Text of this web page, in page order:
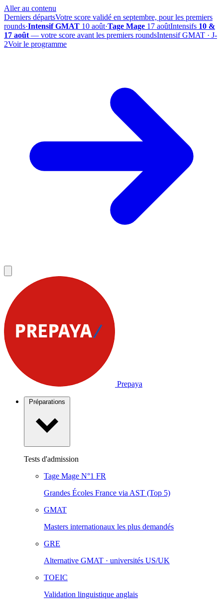
Aller au contenu
Derniers départsVotre score validé en septembre, pour les premiers
rounds·Intensif GMAT 10 août·Tage Mage 17 aoûtIntensifs 10 &
17 août — votre score avant les premiers roundsIntensif GMAT · J-
2Voir le programme
Prepaya
Tests d'admission
Tage Mage N°1 FR
Grandes Écoles France via AST (Top 5)
GMAT
Masters internationaux les plus demandés
GRE
Alternative GMAT · universités US/UK
TOEIC
Validation linguistique anglais